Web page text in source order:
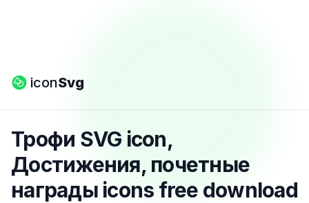
iconSvg
Трофи SVG icon,
Достижения, почетные
награды icons free download